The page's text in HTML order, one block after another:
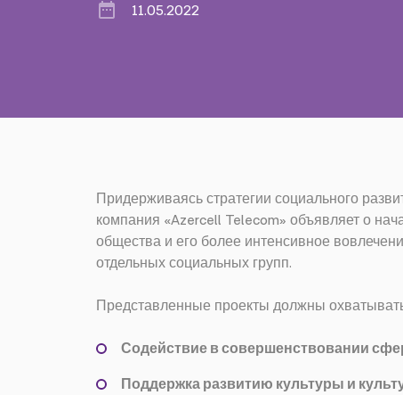
11.05.2022
Придерживаясь стратегии социального
компания «Azercell Telecom» объявляет о
общества и его более интенсивное
отдельных социальных групп.
Представленные проекты должны
Содействие в совершенствовании
Поддержка развитию культуры и